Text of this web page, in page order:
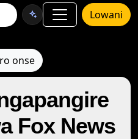
Lowani
onse
Fox News